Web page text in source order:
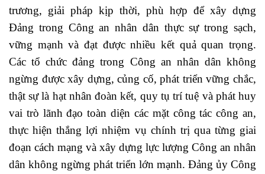
trương, giải pháp kịp thời, phù hợp để xây dựng
Đảng trong Công an nhân dân thực sự trong sạch,
vững mạnh và đạt được nhiều kết quả quan trọng.
Các tổ chức đảng trong Công an nhân dân không
ngừng được xây dựng, củng cố, phát triển vững chắc,
thật sự là hạt nhân đoàn kết, quy tụ trí tuệ và phát huy
vai trò lãnh đạo toàn diện các mặt công tác công an,
thực hiện thắng lợi nhiệm vụ chính trị qua từng giai
đoạn cách mạng và xây dựng lực lượng Công an nhân
dân không ngừng phát triển lớn mạnh. Đảng ủy Công